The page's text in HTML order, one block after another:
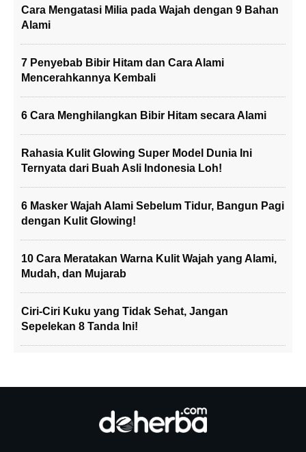
Cara Mengatasi Milia pada Wajah dengan 9 Bahan
Alami
7 Penyebab Bibir Hitam dan Cara Alami
Mencerahkannya Kembali
6 Cara Menghilangkan Bibir Hitam secara Alami
Rahasia Kulit Glowing Super Model Dunia Ini
Ternyata dari Buah Asli Indonesia Loh!
6 Masker Wajah Alami Sebelum Tidur, Bangun Pagi
dengan Kulit Glowing!
10 Cara Meratakan Warna Kulit Wajah yang Alami,
Mudah, dan Mujarab
Ciri-Ciri Kuku yang Tidak Sehat, Jangan
Sepelekan 8 Tanda Ini!